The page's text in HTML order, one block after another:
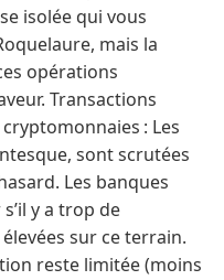
isolée qui vous
mais la
opérations
Transactions
: Les
sont scrutées
Les banques
y a trop de
sur ce terrain.
reste limitée (moins